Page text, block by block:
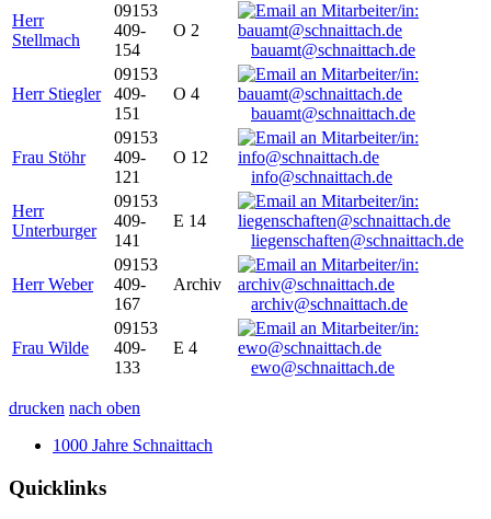
Herr
Stellmach
09153
409-
154
O 2
bauamt@schnaittach.de
Herr Stiegler
09153
409-
151
O 4
bauamt@schnaittach.de
Frau Stöhr
09153
409-
121
O 12
info@schnaittach.de
Herr
Unterburger
09153
409-
141
E 14
liegenschaften@schnaittach.de
Herr Weber
09153
409-
167
Archiv
archiv@schnaittach.de
Frau Wilde
09153
409-
133
E 4
ewo@schnaittach.de
drucken nach oben
1000 Jahre Schnaittach
Quicklinks